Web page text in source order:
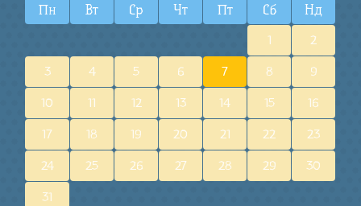
Пн Вт Ср Чт Пт Сб Нд
1 2
3 4 5 6 7 8 9
10 11 12 13 14 15 16
17 18 19 20 21 22 23
24 25 26 27 28 29 30
31